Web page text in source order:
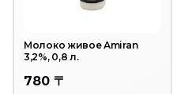
Молоко живое Аmiran
3,2%, 0,8 л.
780 〒